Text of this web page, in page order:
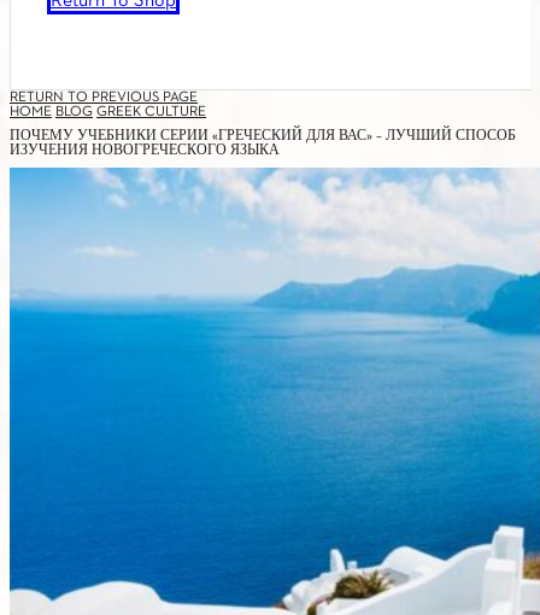
RETURN TO PREVIOUS PAGE
HOME BLOG GREEK CULTURE
ПОЧЕМУ УЧЕБНИКИ СЕРИИ «ГРЕЧЕСКИЙ ДЛЯ ВАС» – ЛУЧШИЙ СПОСОБ
ИЗУЧЕНИЯ НОВОГРЕЧЕСКОГО ЯЗЫКА